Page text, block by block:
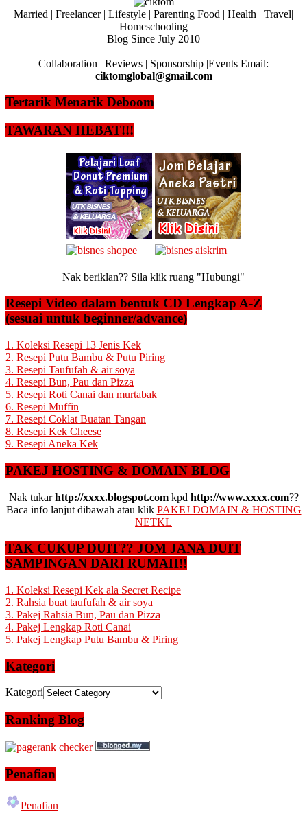
Married | Freelancer | Lifestyle | Parenting Food | Health | Travel|
Homeschooling
Blog Since July 2010
Collaboration | Reviews | Sponsorship |Events Email:
ciktomglobal@gmail.com
Tertarik Menarik Deboom
TAWARAN HEBAT!!!
Nak beriklan?? Sila klik ruang "Hubungi"
Resepi Video dalam bentuk CD Lengkap A-Z
(sesuai untuk beginner/advance)
1. Koleksi Resepi 13 Jenis Kek
2. Resepi Putu Bambu & Putu Piring
3. Resepi Taufufah & air soya
4. Resepi Bun, Pau dan Pizza
5. Resepi Roti Canai dan murtabak
6. Resepi Muffin
7. Resepi Coklat Buatan Tangan
8. Resepi Kek Cheese
9. Resepi Aneka Kek
PAKEJ HOSTING & DOMAIN BLOG
Nak tukarhttp://xxxx.blogspot.comkpd http://www.xxxx.com??
Baca info lanjut dibawah atau klik PAKEJ DOMAIN & HOSTING
NETKL
TAK CUKUP DUIT?? JOM JANA DUIT
SAMPINGAN DARI RUMAH!!
1. Koleksi Resepi Kek ala Secret Recipe
2. Rahsia buat taufufah & air soya
3. Pakej Rahsia Bun, Pau dan Pizza
4. Pakej Lengkap Roti Canai
5. Pakej Lengkap Putu Bambu & Piring
Kategori
Kategori
Ranking Blog
Penafian
Penafian